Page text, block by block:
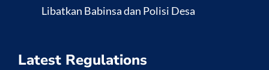
Libatkan Babinsa dan Polisi Desa
Latest Regulations